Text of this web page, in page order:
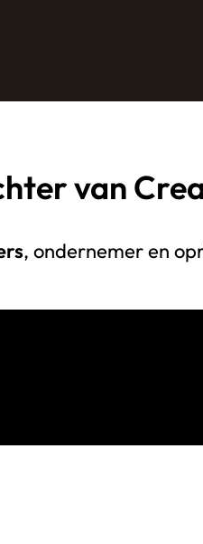
van
, ondernemer en